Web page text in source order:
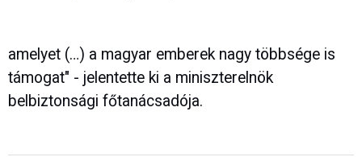
amelyet (…) a magyar emberek nagy többsége is
támogat" - jelentette ki a miniszterelnök
belbiztonsági főtanácsadója.